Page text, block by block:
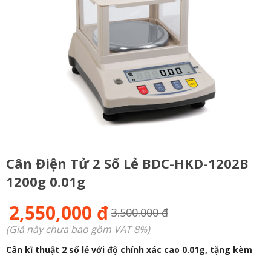
Cân Điện Tử 2 Số Lẻ BDC-HKD-1202B
1200g 0.01g
2,550,000 đ 3.500.000 đ
(Giá này chưa bao gồm VAT 8%)
Cân kĩ thuật 2 số lẻ với độ chính xác cao 0.01g, tặng kèm